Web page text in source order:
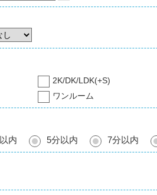
2K/DK/LDK(+S)
ワンルーム
内 5分以内 7分以内